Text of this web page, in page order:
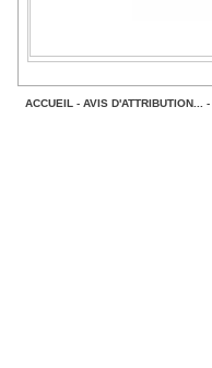
ACCUEIL - AVIS D'ATTRIBUTION... -